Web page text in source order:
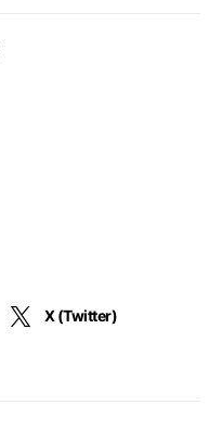
X (Twitter)